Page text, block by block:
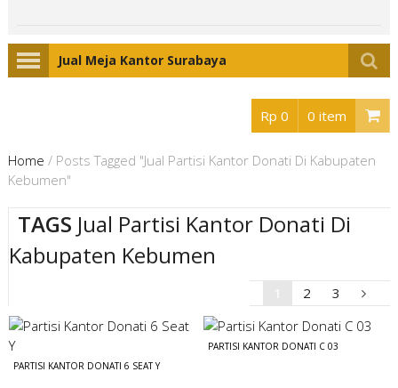
Jual Meja Kantor Surabaya
Rp 0 0 item
Home / Posts Tagged "Jual Partisi Kantor Donati Di Kabupaten
Kebumen"
TAGS Jual Partisi Kantor Donati Di
Kabupaten Kebumen
2 3
PARTISI KANTOR DONATI 6 SEAT Y
PARTISI KANTOR DONATI C 03